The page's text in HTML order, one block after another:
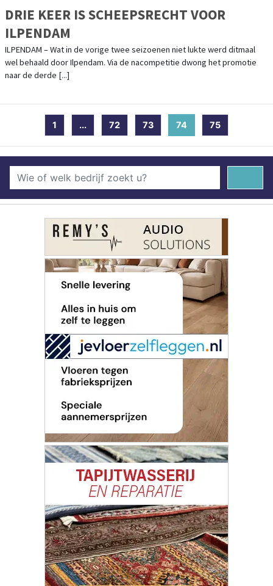
DRIE KEER IS SCHEEPSRECHT VOOR
ILPENDAM
ILPENDAM – Wat in de vorige twee seizoenen niet lukte werd ditmaal
wel behaald door Ilpendam. Via de nacompetitie dwong het promotie
naar de derde [...]
1 ... 72 73 74 (current)
75